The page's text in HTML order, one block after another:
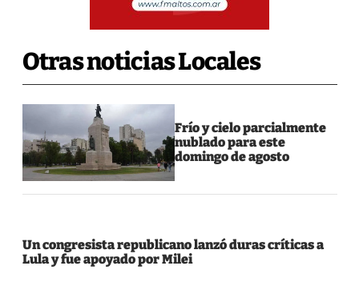
Otras noticias Locales
Frío y cielo parcialmente
nublado para este
domingo de agosto
Un congresista republicano lanzó duras críticas a
Lula y fue apoyado por Milei